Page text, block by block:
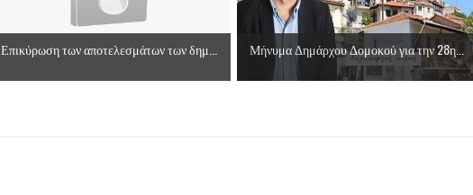
Επικύρωση των αποτελεσμάτων των δημ... Μήνυμα Δημάρχου Δομοκού για την 28η...